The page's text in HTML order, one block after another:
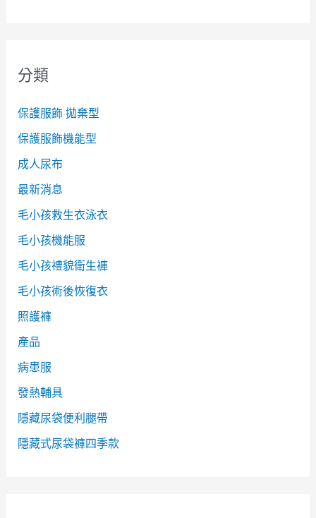
分類
保護服飾 拋棄型
保護服飾機能型
成人尿布
最新消息
毛小孩救生衣泳衣
毛小孩機能服
毛小孩禮貌衛生褲
毛小孩術後恢復衣
照護褲
產品
病患服
發熱輔具
隱藏尿袋便利腿帶
隱藏式尿袋褲四季款